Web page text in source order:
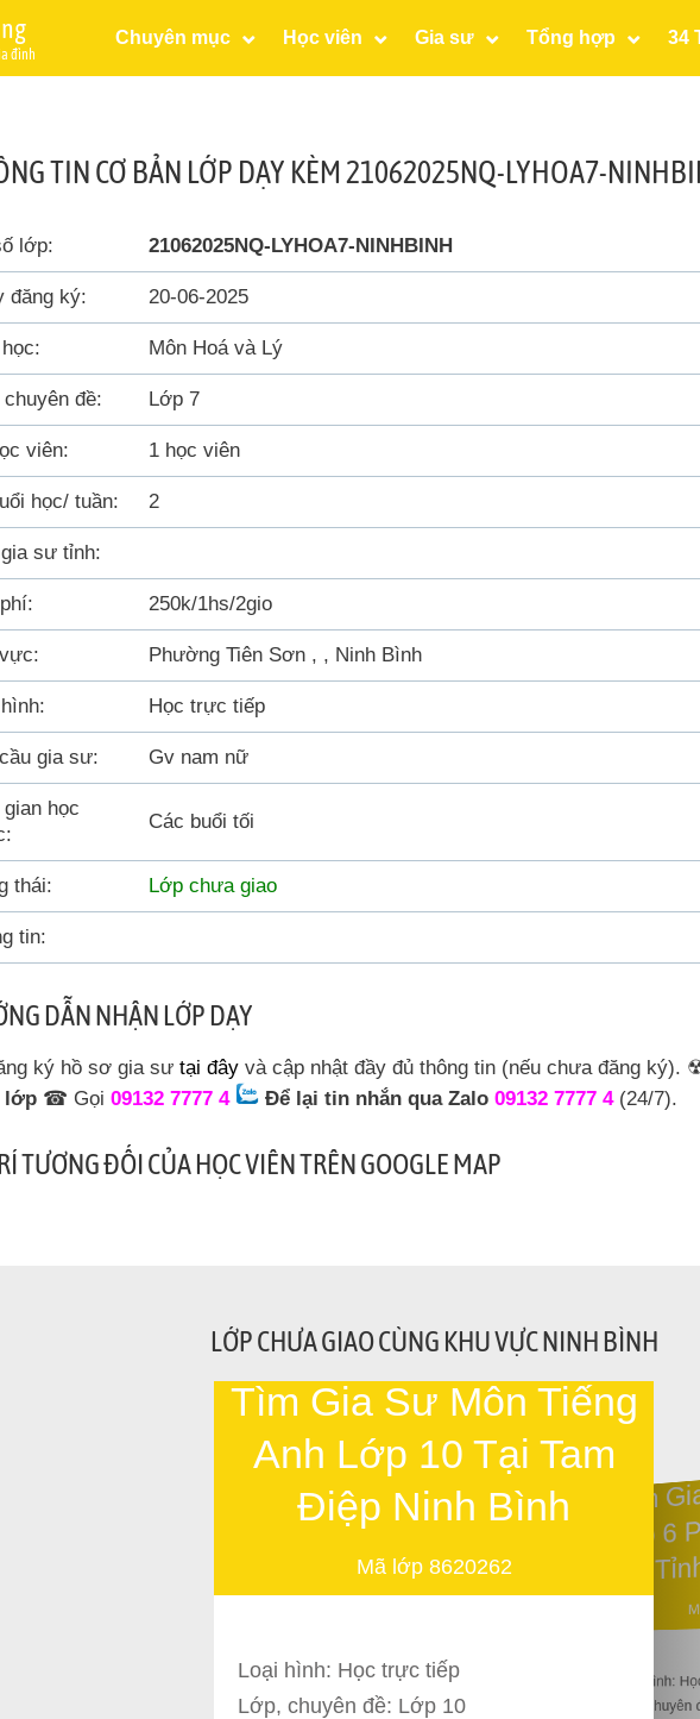
đình
Chuyên mục Học viên Gia sư Tổng hợp 34
TIN CƠ BẢN LỚP DẠY KÈM 21062025NQ-LYHOA7-
lớp: 21062025NQ-LYHOA7-NINHBINH
đăng ký: 20-06-2025
Môn Hoá và Lý
đề: Lớp 7
viên: 1 học viên
học/ tuần: 2
sư tỉnh:
250k/1hs/2gio
Phường Tiên Sơn , , Ninh Bình
Học trực tiếp
gia sư: Gv nam nữ
học
Các buổi tối
thái: Lớp chưa giao
tin:
DẪN NHẬN LỚP DẠY
ký hồ sơ gia sư tại đây và cập nhật đầy đủ thông tin (nếu chưa đăng ký).
lớp ☎ Gọi 09132 7777 4 Để lại tin nhắn qua Zalo 09132 7777 4(24/7).
TƯƠNG ĐỐI CỦA HỌC VIÊN TRÊN GOOGLE MAP
LỚP CHƯA GIAO CÙNG KHU VỰC NINH BÌNH
Tìm Gia Sư Môn Tiếng
Anh Lớp 10 Tại Tam
Điệp Ninh Bình
Mã lớp 8620262
Loại hình: Học trực tiếp
Lớp, chuyên đề: Lớp 10
Tìm
Lớp
Loại hình:
Lớp,